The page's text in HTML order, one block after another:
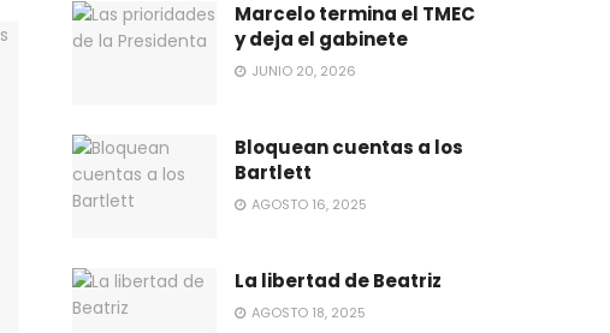
Marcelo termina el TMEC
y deja el gabinete
JUNIO 20, 2026
Bloquean cuentas a los
Bartlett
AGOSTO 16, 2025
La libertad de Beatriz
AGOSTO 18, 2025